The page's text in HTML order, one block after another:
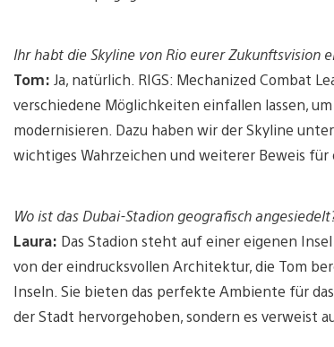
Ihr habt die Skyline von Rio eurer Zukunftsvision
Tom: Ja, natürlich. RIGS: Mechanized Combat
verschiedene Möglichkeiten einfallen lassen,
modernisieren. Dazu haben wir der Skyline
wichtiges Wahrzeichen und weiterer Beweis
Wo ist das Dubai-Stadion geografisch
Laura: Das Stadion steht auf einer eigenen
von der eindrucksvollen Architektur, die Tom
Inseln. Sie bieten das perfekte Ambiente für
der Stadt hervorgehoben, sondern es verweist